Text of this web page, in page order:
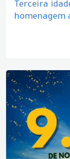
Terceira
homenagem